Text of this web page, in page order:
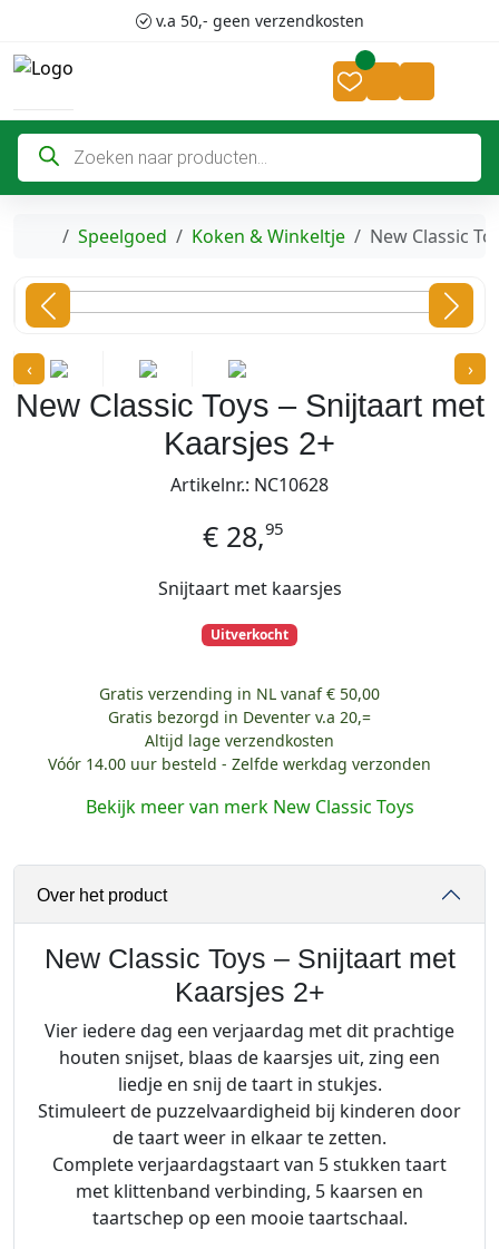
v.a 50,- geen verzendkosten
Account
Cart
P
o
d
n
o
k
e
n
Home
Speelgoed Koken & Winkeltje New Classic
›
‹
New Classic Toys – Snijtaart met
Kaarsjes 2+
Artikelnr.: NC10628
€ 28,95
Snijtaart met kaarsjes
Uitverkocht
Gratis verzending in NL vanaf € 50,00
Gratis bezorgd in Deventer v.a 20,=
Altijd lage verzendkosten
Vóór 14.00 uur besteld - Zelfde werkdag verzonden
Bekijk meer van merk New Classic Toys
Over het product
New Classic Toys – Snijtaart met
Kaarsjes 2+
Vier iedere dag een verjaardag met dit prachtige
houten snijset, blaas de kaarsjes uit, zing een
liedje en snij de taart in stukjes.
Stimuleert de puzzelvaardigheid bij kinderen door
de taart weer in elkaar te zetten.
Complete verjaardagstaart van 5 stukken taart
met klittenband verbinding, 5 kaarsen en
taartschep op een mooie taartschaal.